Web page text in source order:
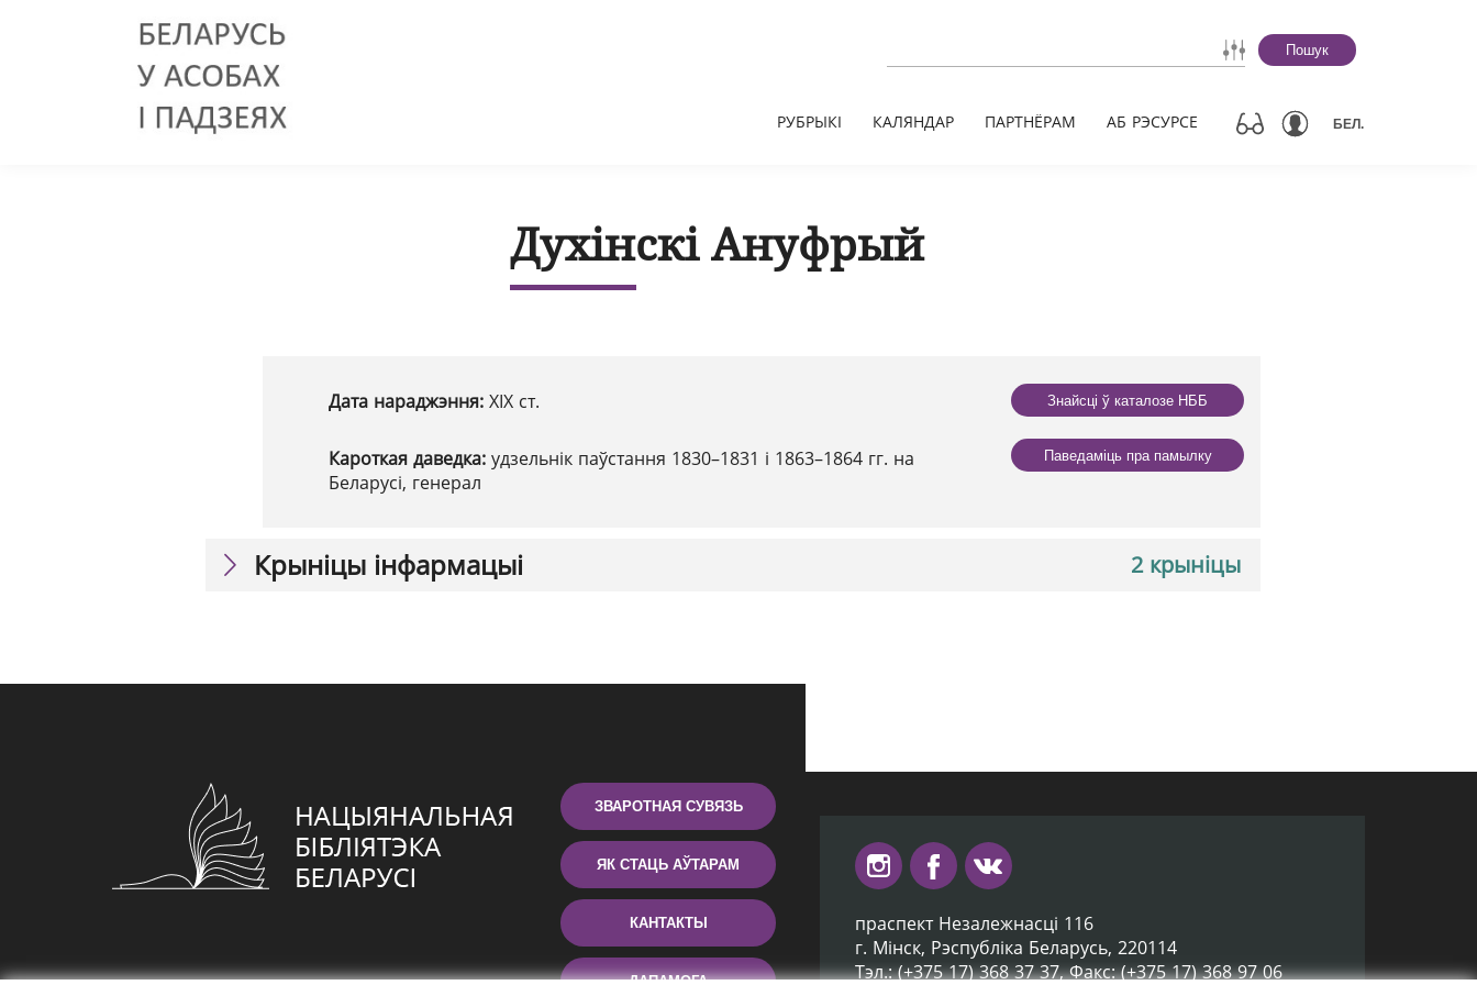
Пошук
РУБРЫКІ КАЛЯНДАР ПАРТНЁРАМ АБ РЭСУРСЕ БЕЛ.
Духінскі Ануфрый
Дата нараджэння: XІX ст.
Кароткая даведка: удзельнік паўстання 1830–1831 і 1863–1864 гг. на
Беларусі, генерал
Знайсці ў каталозе НББ
Паведаміць пра памылку
2 крыніцы
Крыніцы інфармацыі
ЗВАРОТНАЯ СУВЯЗЬ
ЯК СТАЦЬ АЎТАРАМ
КАНТАКТЫ
ДАПАМОГА
праспект Незалежнасці 116
г. Мiнск, Рэспубліка Беларусь, 220114
Тэл.: (+375 17) 368 37 37, Факс: (+375 17) 368 97 06